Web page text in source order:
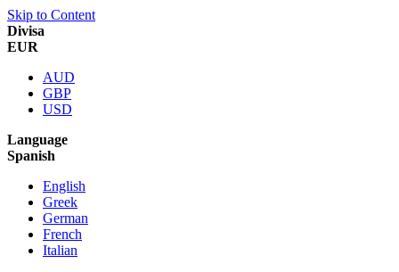
Skip to Content
Divisa
EUR
AUD
GBP
USD
Language
Spanish
English
Greek
German
French
Italian